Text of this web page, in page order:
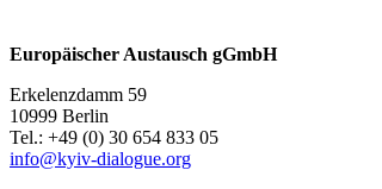
Europäischer Austausch gGmbH
Erkelenzdamm 59
10999 Berlin
Теl.: +49 (0) 30 654 833 05
info@kyiv-dialogue.org